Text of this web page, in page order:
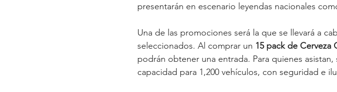
presentarán en escenario leyendas nacionales
Una de las promociones será la que se llevará a
seleccionados. Al comprar un 15 pack de Cerveza
podrán obtener una entrada. Para quienes
capacidad para 1,200 vehículos, con seguridad e